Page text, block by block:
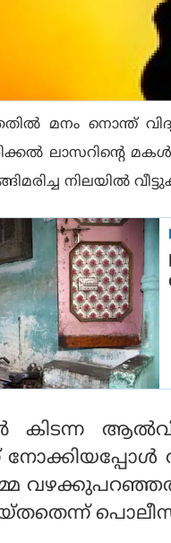
മനം നൊന്ത്
ലാസറിന്‍റെ
നിലയില്‍
കിടന്ന
പൊലീസ്